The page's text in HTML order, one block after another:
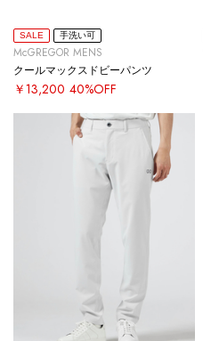
SALE 手洗い可
McGREGOR MENS
クールマックスドビーパンツ
￥13,200 40%OFF